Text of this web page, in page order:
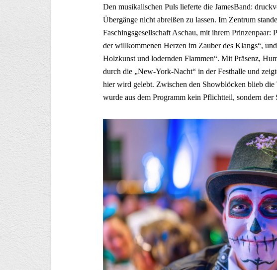
Den musikalischen Puls lieferte die JamesBand:
Übergänge nicht abreißen zu lassen. Im Zentrum
Faschingsgesellschaft Aschau, mit ihrem Prinzenpaar:
der willkommenen Herzen im Zauber des Klangs“,
Holzkunst und lodernden Flammen“. Mit Präsenz,
durch die „New-York-Nacht“ in der Festhalle und
hier wird gelebt. Zwischen den Showblöcken blieb die
wurde aus dem Programm kein Pflichtteil, sondern der